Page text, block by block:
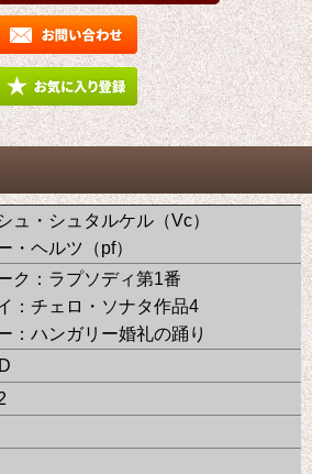
ュ・シュタルケル（Vc）
・ヘルツ（pf）
ク：ラプソディ第1番
：チェロ・ソナタ作品4
：ハンガリー婚礼の踊り